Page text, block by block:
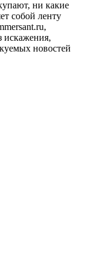
ни какие
собой ленту
искажения,
новостей